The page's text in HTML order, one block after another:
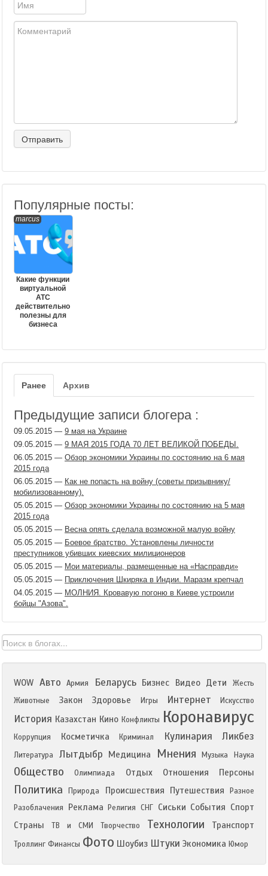
Популярные посты:
marcus
Какие функции
виртуальной
АТС
действительно
полезны для
бизнеса
Ранее Архив
Предыдущие записи блогера :
09.05.2015 — 9 мая на Украине
09.05.2015 — 9 МАЯ 2015 ГОДА 70 ЛЕТ ВЕЛИКОЙ ПОБЕДЫ.
06.05.2015 — Обзор экономики Украины по состоянию на 6 мая
2015 года
06.05.2015 — Как не попасть на войну (советы призывнику/
мобилизованному).
05.05.2015 — Обзор экономики Украины по состоянию на 5 мая
2015 года
05.05.2015 — Весна опять сделала возможной малую войну
05.05.2015 — Боевое братство. Установлены личности
преступников убивших киевских милиционеров
05.05.2015 — Мои материалы, размещенные на «Насправди»
05.05.2015 — Приключения Шкиряка в Индии. Маразм крепчал
04.05.2015 — МОЛНИЯ. Кровавую погоню в Киеве устроили
бойцы "Азова".
WOW Авто Армия Беларусь Бизнес Видео Дети
Жесть
Животные
Закон Здоровье Игры Интернет Искусство
История Казахстан Кино Конфликты Коронавирус
Коррупция Косметичка Криминал Кулинария Ликбез
Литература Лытдыбр Медицина Мнения Музыка Наука
Общество Олимпиада Отдых Отношения Персоны
Политика Природа Происшествия Путешествия
Разное
Разоблачения
Реклама Религия СНГ Сиськи События Спорт
Страны
ТВ и СМИ Творчество Технологии Транспорт
Троллинг Финансы Фото Шоубиз Штуки Экономика Юмор